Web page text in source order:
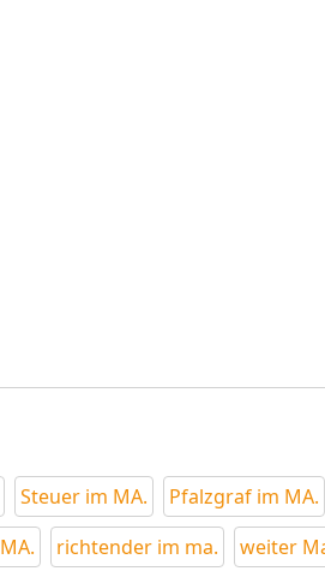
Steuer im MA. Pfalzgraf im MA.
richtender im ma. weiter